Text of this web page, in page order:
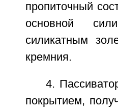
пропиточный
основной
силикатным
кремния.
4.
покрытием,